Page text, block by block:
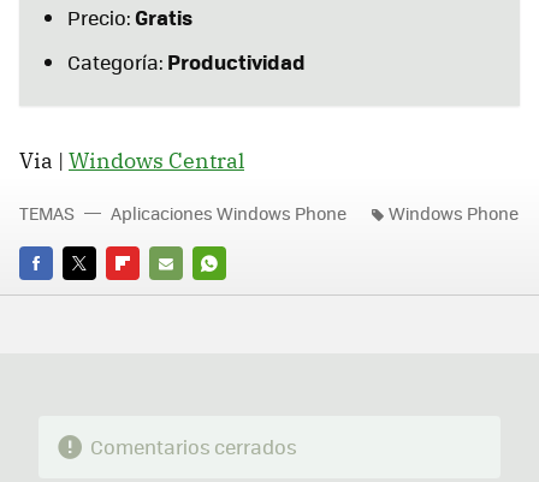
Precio:Gratis
Categoría: Productividad
Via | Windows Central
FACEBOOK
TWITTERFLIPBOARD
E-
WHATSAPP
TEMAS Aplicaciones Windows Phone Windows Phone
Comentarios cerrados